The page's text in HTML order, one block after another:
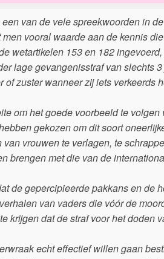
van de vele spreekwoorden in
vooral waarde aan de kennis
wetartikelen 153 en 182
lage gevangenisstraf van slechts
of zuster wanneer zij iets verkeerds
om het goede voorbeeld te
gekozen om dit soort
vrouwen te verlagen, te
brengen met die van de
de gepercipieerde pakkans en de
van vaders die vóór de
krijgen dat de straf voor het doden
echt effectief willen gaan